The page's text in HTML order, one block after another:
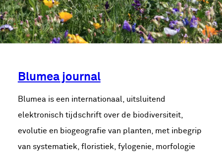
Blumea journal
Blumea is een internationaal, uitsluitend
elektronisch tijdschrift over de biodiversiteit,
evolutie en biogeografie van planten, met inbegrip
van systematiek, floristiek, fylogenie, morfologie